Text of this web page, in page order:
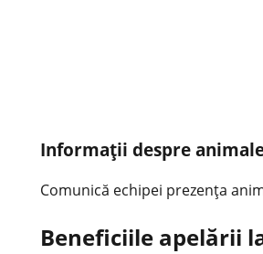
Informații despre
Comunică echipei prezența
Beneficiile apelării